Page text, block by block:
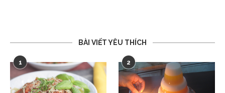
BÀI VIẾT YÊU THÍCH
1 2